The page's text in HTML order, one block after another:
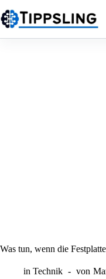
Inhalt
springen
Was tun, wenn die
in Technik von